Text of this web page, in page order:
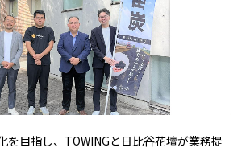
を目指し、TOWINGと日比谷花壇が業務提